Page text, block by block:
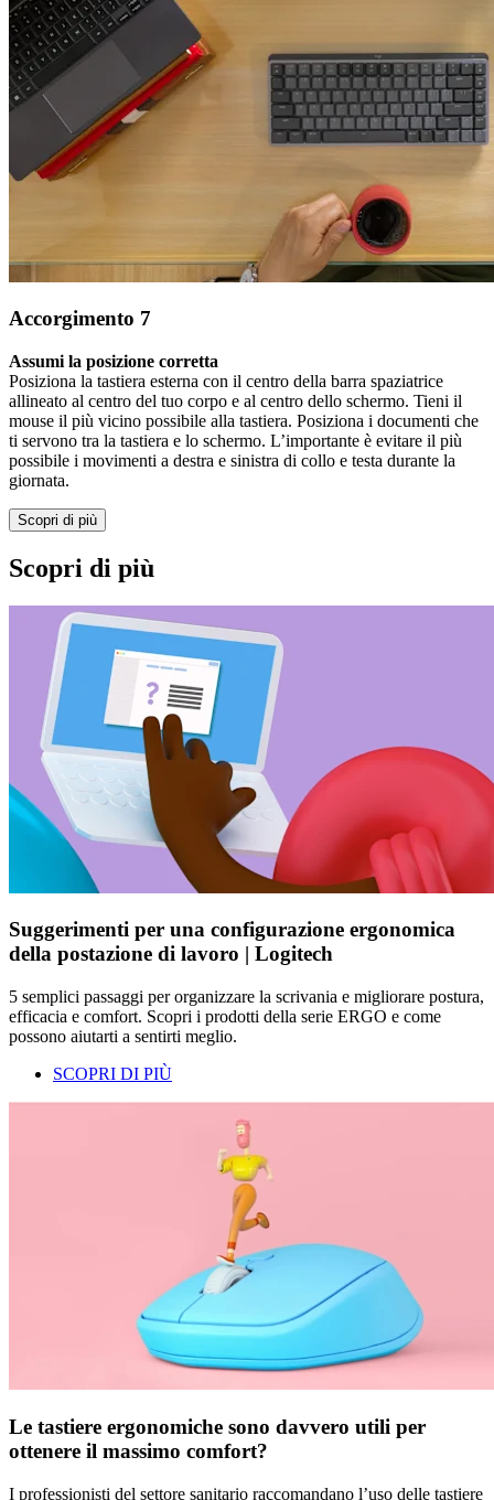
Accorgimento 7
Assumi la posizione corretta
Posiziona la tastiera esterna con il centro della barra spaziatrice
allineato al centro del tuo corpo e al centro dello schermo. Tieni il
mouse il più vicino possibile alla tastiera. Posiziona i documenti che
ti servono tra la tastiera e lo schermo. L’importante è evitare il più
possibile i movimenti a destra e sinistra di collo e testa durante la
giornata.
Scopri di più
Scopri di più
Suggerimenti per una configurazione ergonomica
della postazione di lavoro | Logitech
5 semplici passaggi per organizzare la scrivania e migliorare postura,
efficacia e comfort. Scopri i prodotti della serie ERGO e come
possono aiutarti a sentirti meglio.
SCOPRI DI PIÙ
Le tastiere ergonomiche sono davvero utili per
ottenere il massimo comfort?
I professionisti del settore sanitario raccomandano l’uso delle tastiere